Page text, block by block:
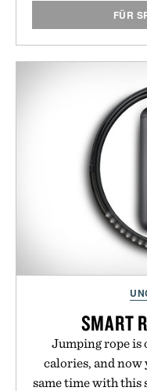
FÜR
SMART
Jumping rope is
calories, and now
same time with this